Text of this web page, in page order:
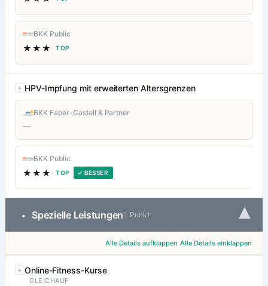
BKK Public
★★★ TOP
HPV-Impfung mit erweiterten Altersgrenzen
BKK Faber-Castell & Partner
—
BKK Public
★★★ TOP ✓ BESSER
• Spezielle Leistungen 1 Punkt ▾
Alle Details aufklappen Alle Details einklappen
Online-Fitness-Kurse
GLEICHAUF